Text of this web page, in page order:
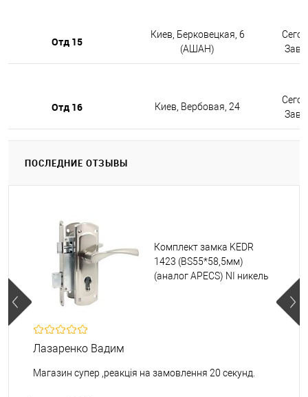
Отд 15
Киев, Берковецкая, 6
(АШАН)
Отд 16 Киев, Вербовая, 24
ПОСЛЕДНИЕ ОТЗЫВЫ
Комплект замка KEDR
1423 (BS55*58,5мм)
(аналог APECS) NI никель
Лазаренко Вадим
Магазин супер ,реакція на замовлення 20 секунд.